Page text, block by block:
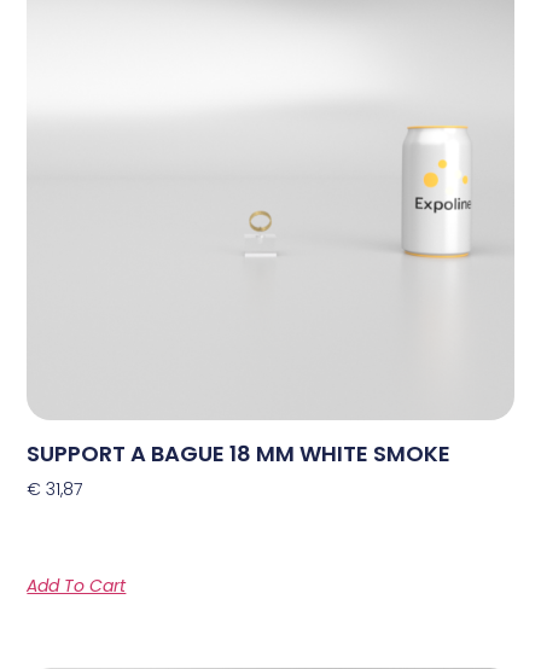
SUPPORT A BAGUE 18 MM WHITE SMOKE
€ 31,87
Add To Cart